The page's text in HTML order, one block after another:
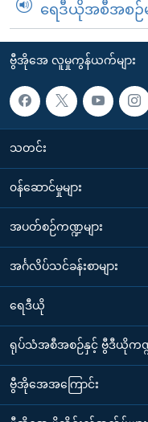
ရေဒီယိုအစီအစဉ်မ
ဗွီအိုအေ လူမှုကွန်ယက်များ
သတင်း
၀န်ဆောင်မှုများ
အပတ်စဉ်ကဏ္ဍများ
အင်္ဂလိပ်သင်ခန်းစာများ
ရေဒီယို
ရုပ်သံအစီအစဉ်နှင့် ဗွီဒီယိုကဏ္ဍ
ဗွီအိုအေအကြောင်း